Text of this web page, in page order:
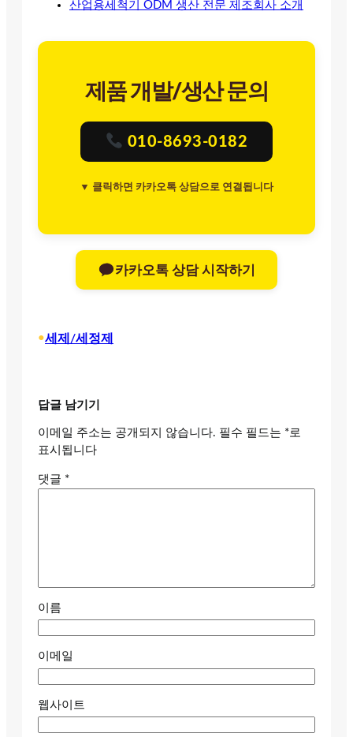
산업용세척기 ODM 생산 전문 제조회사 소개
제품 개발/생산 문의
010-8693-0182
▼ 클릭하면 카카오톡 상담으로 연결됩니다
카카오톡 상담 시작하기
•세제/세정제
답글 남기기
이메일 주소는 공개되지 않습니다. 필수 필드는 *로
표시됩니다
댓글 *
이름
이메일
웹사이트